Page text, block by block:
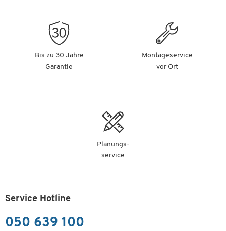
Bis zu 30 Jahre
Garantie
Montageservice
vor Ort
Planungs-
service
Service Hotline
050 639 100